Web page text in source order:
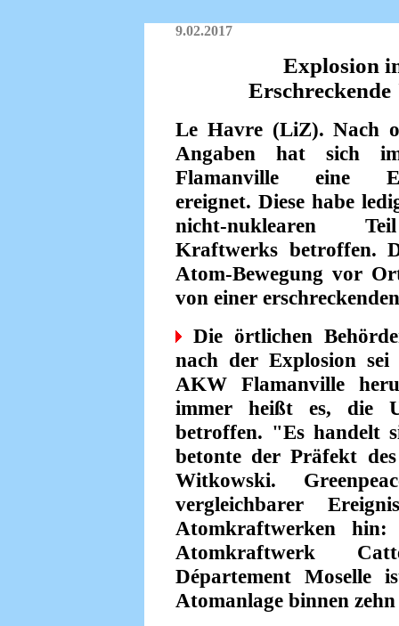
9.02.2017
Explosion
Le Havre (LiZ). Nach
Angaben hat sich
Flamanville eine
ereignet. Diese habe
nicht-nuklearen
Kraftwerks betroffen.
Atom-Bewegung vor
von einer
Die örtlichen
nach der Explosion
AKW Flamanville
immer heißt es, die
betroffen. "Es handelt
betonte der Präfekt
Witkowski.
vergleichbarer
Atomkraftwerken
Atomkraftwerk
Département
Atomanlage binnen